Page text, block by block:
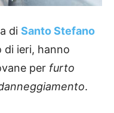
di Santo Stefano
di ieri, hanno
per furto
.